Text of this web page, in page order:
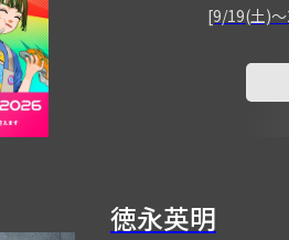
[9/19(土)
徳永英明